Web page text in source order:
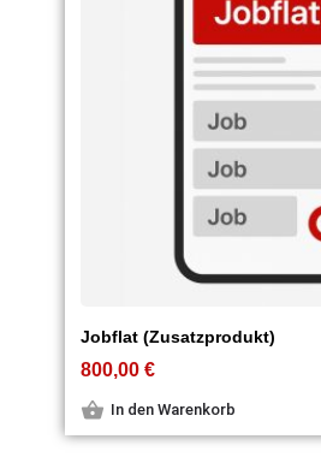
Jobflat (Zusatzprodukt)
800,00€
In den Warenkorb